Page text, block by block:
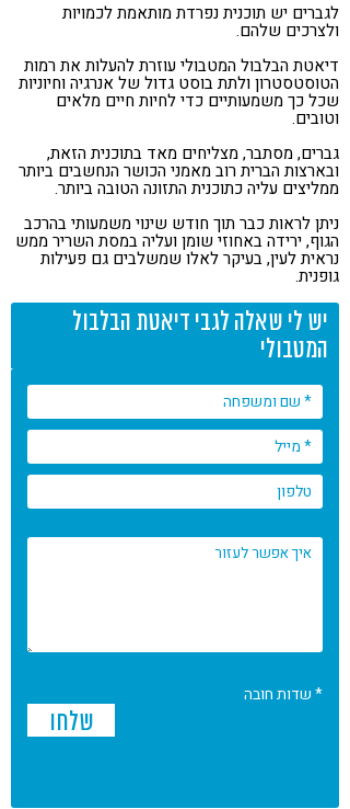
לגברים יש תוכנית נפרדת מותאמת לכמויות
ולצרכים שלהם.
דיאטת הבלבול המטבולי עוזרת להעלות את רמות
הטוסטסטרון ולתת בוסט גדול של אנרגיה וחיוניות
שכל כך משמעותיים כדי לחיות חיים מלאים
וטובים.
גברים, מסתבר, מצליחים מאד בתוכנית הזאת,
ובארצות הברית רוב מאמני הכושר הנחשבים ביותר
ממליצים עליה כתוכנית התזונה הטובה ביותר.
ניתן לראות כבר תוך חודש שינוי משמעותי בהרכב
הגוף, ירידה באחוזי שומן ועליה במסת השריר ממש
נראית לעין, בעיקר לאלו שמשלבים גם פעילות
גופנית.
יש לי שאלה לגבי דיאטת הבלבול
המטבולי
* שדות חובה